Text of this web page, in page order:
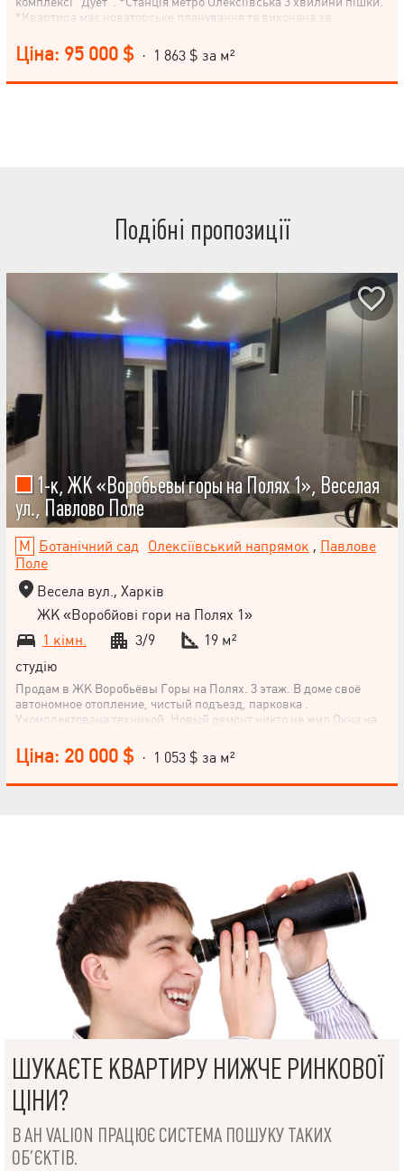
*Квартира має новаторське планування та виконана за
та сучасні матеріали. *Були впроваджені системи контролю
опалення, що дозволить у майбутньому значно скоротити витрати
на утримання квартири. Наявність лічильників тепла, води,
Ціна: 95 000 $ · 1 863 $ за м²
Подібні пропозиції
1-к, ЖК «Воробьевы горы на Полях 1», Веселая
ул., Павлово Поле
Ботанічний сад Олексіївський напрямок , Павлове
Поле
Весела вул., Харків
ЖК «Воробйові гори на Полях 1»
1 кімн.
3/9
19 м²
студію
Продам в ЖК Воробьёвы Горы на Полях. 3 этаж. В доме своё
автономное отопление, чистый подъезд, парковка .
Укомплектована техникой. Новый ремонт никто не жил Окна на
вариант для жизни. Оформелено право собствености.
Ціна: 20 000 $ · 1 053 $ за м²
ШУКАЄТЕ КВАРТИРУ НИЖЧЕ РИНКОВОЇ
ЦІНИ?
В АН VALION ПРАЦЮЄ СИСТЕМА ПОШУКУ ТАКИХ
ОБ’ЄКТІВ.